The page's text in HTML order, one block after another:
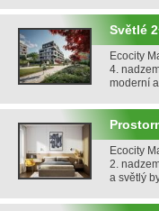
Světlé
Ecocity
4.
moderní
Ecocity
2.
a světlý